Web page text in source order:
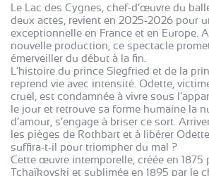
Le Lac des Cygnes, chef-d’œuvre du
deux actes, revient en 2025-2026 pour
exceptionnelle en France et en Europe.
nouvelle production, ce spectacle
émerveiller du début à la fin.
L’histoire du prince Siegfried et de la
reprend vie avec intensité. Odette,
cruel, est condamnée à vivre sous
le jour et retrouve sa forme humaine la
d’amour, s’engage à briser ce sort.
les pièges de Rothbart et à libérer
suffira-t-il pour triompher du mal ?
Cette œuvre intemporelle, créée en 1875
Tchaïkovski et sublimée en 1895 par le